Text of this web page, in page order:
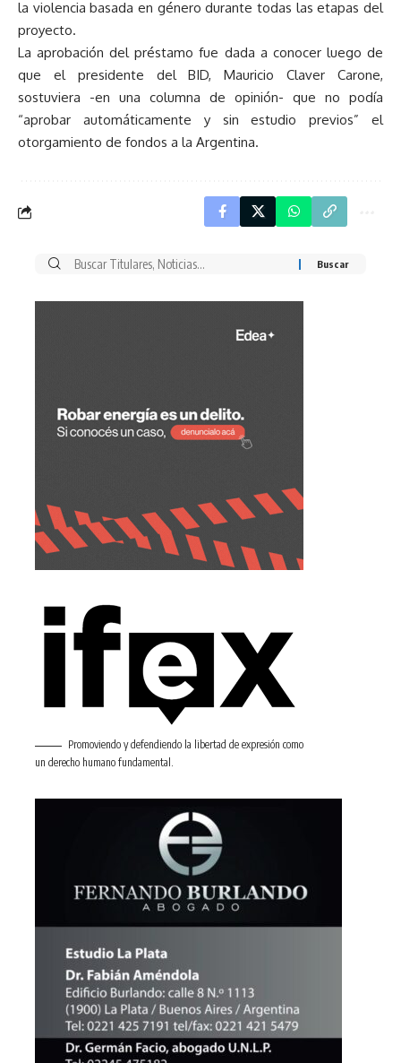
la violencia basada en género durante todas las etapas del
proyecto.
La aprobación del préstamo fue dada a conocer luego de
que el presidente del BID, Mauricio Claver Carone,
sostuviera -en una columna de opinión- que no podía
“aprobar automáticamente y sin estudio previos” el
otorgamiento de fondos a la Argentina.
Buscar
Promoviendo y defendiendo la libertad de expresión como
un derecho humano fundamental.